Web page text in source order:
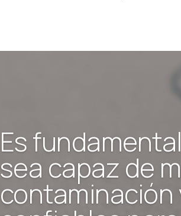
Es
sea capaz de